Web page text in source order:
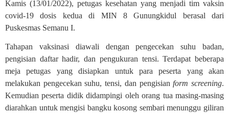
Kamis (13/01/2022), petugas kesehatan yang menjadi tim vaksin
covid-19 dosis kedua di MIN 8 Gunungkidul berasal dari
Puskesmas Semanu I.
Tahapan vaksinasi diawali dengan pengecekan suhu badan,
pengisian daftar hadir, dan pengukuran tensi. Terdapat beberapa
meja petugas yang disiapkan untuk para peserta yang akan
melakukan pengecekan suhu, tensi, dan pengisianform screening.
Kemudian peserta didik didampingi oleh orang tua masing-masing
diarahkan untuk mengisi bangku kosong sembari menunggu giliran